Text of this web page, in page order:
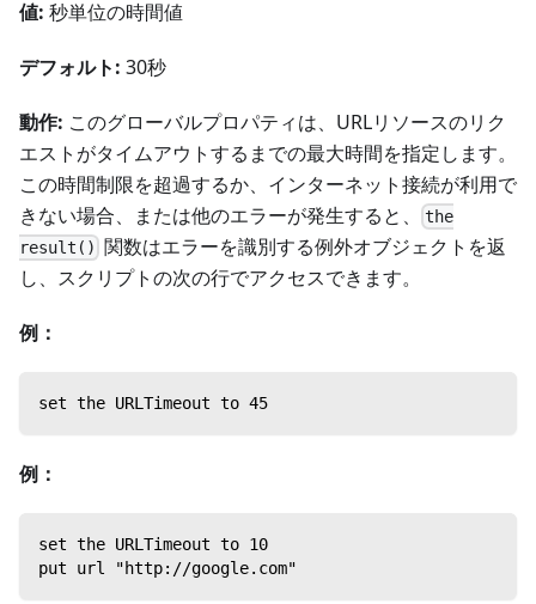
値: 秒単位の時間値
デフォルト: 30秒
動作: このグローバルプロパティは、URLリソースのリク
エストがタイムアウトするまでの最大時間を指定します。
この時間制限を超過するか、インターネット接続が利用で
きない場合、または他のエラーが発生すると、
the
result() 関数はエラーを識別する例外オブジェクトを返
し、スクリプトの次の行でアクセスできます。
例：
set the URLTimeout to 45
例：
set the URLTimeout to 10
put url "http://google.com"